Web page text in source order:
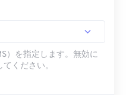
）を指定します。無効に
ください。